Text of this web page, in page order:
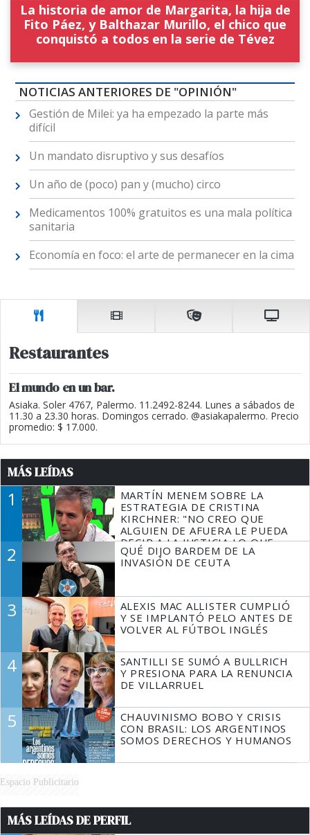
La historia de amor de Margarita, la hija de
Fito Páez, y Balthazar Murillo, el chico que
conquistó a todos en la serie de Tévez
NOTICIAS ANTERIORES DE "OPINIÓN"
Gestión de Milei: ya ha empezado la parte más
difícil
Un mandato disruptivo y sus desafíos
Un año de (poco) pan y (mucho) circo
Medicamentos 100% gratuitos es una mala política
sanitaria
Economía en foco: el arte de permanecer en la cima
Restaurantes
El mundo en un bar.
Asiaka. Soler 4767, Palermo. 11.2492-8244. Lunes a sábados de
11.30 a 23.30 horas. Domingos cerrado. @asiakapalermo. Precio
promedio: $ 17.000.
MÁS LEÍDAS
1
MARTÍN MENEM SOBRE LA
ESTRATEGIA DE CRISTINA
KIRCHNER: "NO CREO QUE
ALGUIEN DE AFUERA LE PUEDA
DECIR A LA JUSTICIA LO QUE
TIENE QUE HACER"
2
QUÉ DIJO BARDEM DE LA
INVASIÓN DE CEUTA
3
ALEXIS MAC ALLISTER CUMPLIÓ
Y SE IMPLANTÓ PELO ANTES DE
VOLVER AL FÚTBOL INGLÉS
4
SANTILLI SE SUMÓ A BULLRICH
Y PRESIONA PARA LA RENUNCIA
DE VILLARRUEL
5
CHAUVINISMO BOBO Y CRISIS
CON BRASIL: LOS ARGENTINOS
SOMOS DERECHOS Y HUMANOS
Espacio Publicitario
MÁS LEÍDAS DE PERFIL